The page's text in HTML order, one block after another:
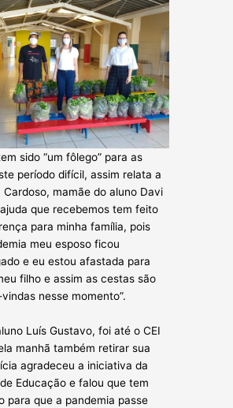
sido “um fôlego” para as
período difícil, assim relata a
Cardoso, mamãe do aluno Davi
ajuda que recebemos tem feito
para minha família, pois
meu esposo ficou
e eu estou afastada para
filho e assim as cestas são
nesse momento”.
Luís Gustavo, foi até o CEI
manhã também retirar sua
agradeceu a iniciativa da
Educação e falou que tem
para que a pandemia passe